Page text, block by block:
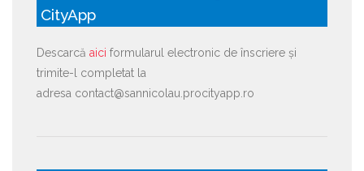
CityApp
Descarcă aici formularul electronic de înscriere și
trimite-l completat la
adresa contact@sannicolau.procityapp.ro